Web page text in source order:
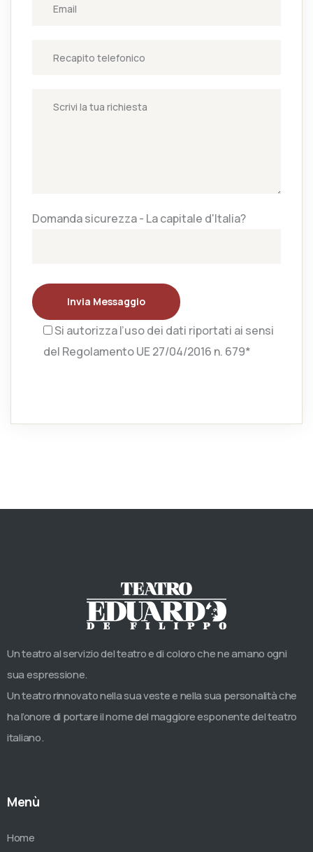
Domanda sicurezza - La capitale d'Italia?
Invia Messaggio
Si autorizza l’uso dei dati riportati ai sensi
del Regolamento UE 27/04/2016 n. 679*
Un teatro al servizio del teatro e di coloro che ne amano ogni
sua espressione.
Un teatro rinnovato nella sua veste e nella sua personalità che
ha l’onore di portare il nome del maggiore esponente del teatro
italiano.
Menù
Home